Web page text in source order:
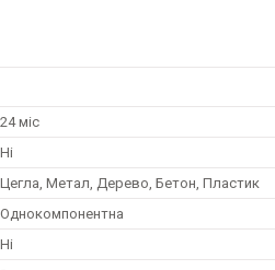
24 міс
Ні
Цегла, Метал, Дерево, Бетон, Пластик
Однокомпонентна
Ні